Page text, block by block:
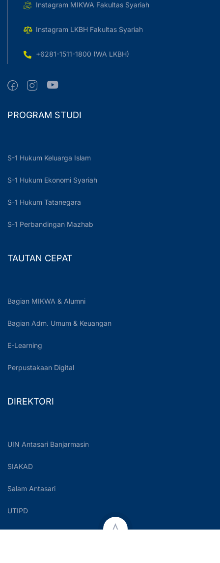
Instagram MIKWA Fakultas Syariah
Instagram LKBH Fakultas Syariah
+6281-1511-1800 (WA LKBH)
PROGRAM STUDI
S-1 Hukum Keluarga Islam
S-1 Hukum Ekonomi Syariah
S-1 Hukum Tatanegara
S-1 Perbandingan Mazhab
TAUTAN CEPAT
Bagian MIKWA & Alumni
Bagian Adm. Umum & Keuangan
E-Learning
Perpustakaan Digital
DIREKTORI
UIN Antasari Banjarmasin
SIAKAD
Salam Antasari
UTIPD